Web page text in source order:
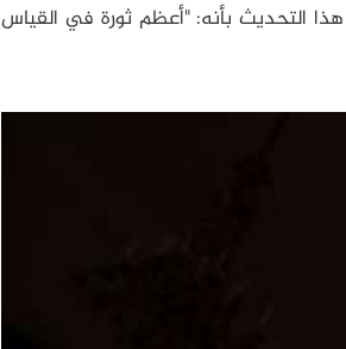
التحديث بأنه: "أعظم ثورة في القياس